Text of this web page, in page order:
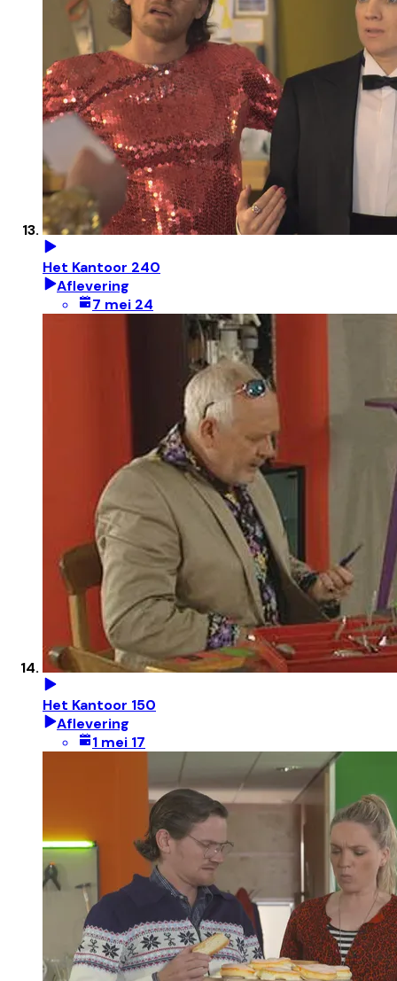
Het Kantoor 240
Aflevering
7 mei 24
Het Kantoor 150
Aflevering
1 mei 17